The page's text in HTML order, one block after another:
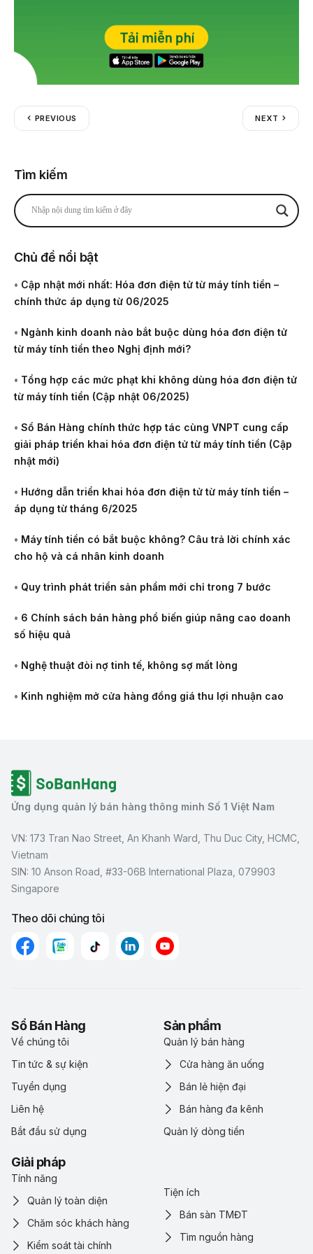
PREVIOUS NEXT
Tìm kiếm
Chủ đề nổi bật
• Cập nhật mới nhất: Hóa đơn điện tử từ máy tính tiền –
chính thức áp dụng từ 06/2025
• Ngành kinh doanh nào bắt buộc dùng hóa đơn điện tử
từ máy tính tiền theo Nghị định mới?
• Tổng hợp các mức phạt khi không dùng hóa đơn điện tử
từ máy tính tiền (Cập nhật 06/2025)
• Sổ Bán Hàng chính thức hợp tác cùng VNPT cung cấp
giải pháp triển khai hóa đơn điện tử từ máy tính tiền (Cập
nhật mới)
• Hướng dẫn triển khai hóa đơn điện tử từ máy tính tiền –
áp dụng từ tháng 6/2025
• Máy tính tiền có bắt buộc không? Câu trả lời chính xác
cho hộ và cá nhân kinh doanh
• Quy trình phát triển sản phẩm mới chỉ trong 7 bước
• 6 Chính sách bán hàng phổ biến giúp nâng cao doanh
số hiệu quả
• Nghệ thuật đòi nợ tinh tế, không sợ mất lòng
• Kinh nghiệm mở cửa hàng đồng giá thu lợi nhuận cao
Ứng dụng quản lý bán hàng thông minh Số 1 Việt Nam
VN: 173 Tran Nao Street, An Khanh Ward, Thu Duc City, HCMC,
Vietnam
SIN: 10 Anson Road, #33-06B International Plaza, 079903
Singapore
Theo dõi chúng tôi
Sổ Bán Hàng
Về chúng tôi
Tin tức & sự kiện
Tuyển dụng
Liên hệ
Bắt đầu sử dụng
Sản phẩm
Quản lý bán hàng
Cửa hàng ăn uống
Bán lẻ hiện đại
Bán hàng đa kênh
Quản lý dòng tiền
Giải pháp
Tính năng
Quản lý toàn diện
Chăm sóc khách hàng
Kiểm soát tài chính
Tiện ích
Bán sàn TMĐT
Tìm nguồn hàng